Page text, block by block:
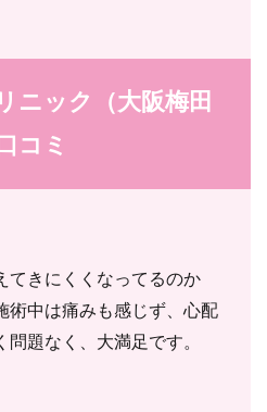
ニック（大阪梅田
コミ
てきにくくなってるのか
術中は痛みも感じず、心配
問題なく、大満足です。